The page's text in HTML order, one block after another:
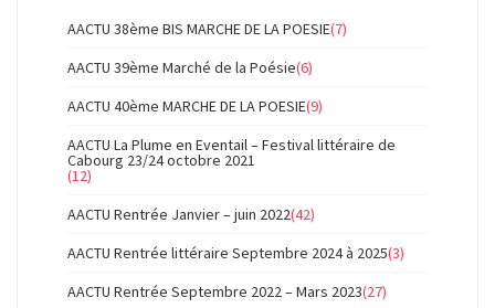
AACTU 38ème BIS MARCHE DE LA POESIE(7)
AACTU 39ème Marché de la Poésie(6)
AACTU 40ème MARCHE DE LA POESIE(9)
AACTU La Plume en Eventail – Festival littéraire de
Cabourg 23/24 octobre 2021
(12)
AACTU Rentrée Janvier – juin 2022(42)
AACTU Rentrée littéraire Septembre 2024 à 2025(3)
AACTU Rentrée Septembre 2022 – Mars 2023(27)